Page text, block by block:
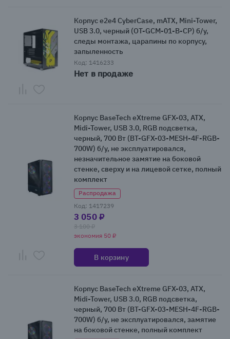
Корпус e2e4 CyberCase, mATX, Mini-Tower,
USB 3.0, черный (OT-GCM-01-B-CP) б/у,
следы монтажа, царапины по корпусу,
запыленность
Код: 1416233
Нет в продаже
Корпус BaseTech eXtreme GFX-03, ATX,
Midi-Tower, USB 3.0, RGB подсветка,
черный, 700 Вт (BT-GFX-03-MESH-4F-RGB-
700W) б/у, не эксплуатировался,
незначительное замятие на боковой
стенке, сверху и на лицевой сетке, полный
комплект
Распродажа
Код: 1417239
3 050 ₽
3 100 ₽
экономия 50 ₽
В корзину
Корпус BaseTech eXtreme GFX-03, ATX,
Midi-Tower, USB 3.0, RGB подсветка,
черный, 700 Вт (BT-GFX-03-MESH-4F-RGB-
700W) б/у, не эксплуатировался, замятие
на боковой стенке, полный комплект